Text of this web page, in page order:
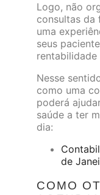
Logo, não
consultas da
uma
seus
Nesse
como uma
poderá
saúde a ter
dia:
de
COMO